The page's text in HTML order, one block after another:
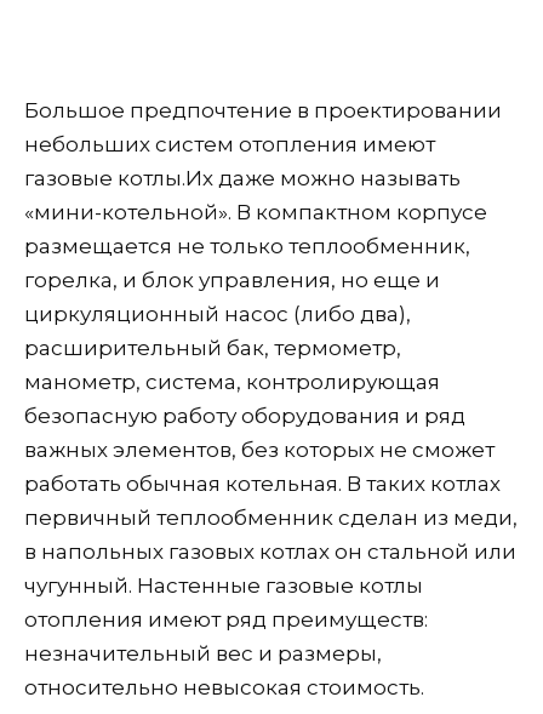
Большое предпочтение в проектировании
небольших систем отопления имеют
газовые котлы.Их даже можно называть
«мини-котельной». В компактном корпусе
размещается не только теплообменник,
горелка, и блок управления, но еще и
циркуляционный насос (либо два),
расширительный бак, термометр,
манометр, система, контролирующая
безопасную работу оборудования и ряд
важных элементов, без которых не сможет
работать обычная котельная. В таких котлах
первичный теплообменник сделан из меди,
в напольных газовых котлах он стальной или
чугунный. Настенные газовые котлы
отопления имеют ряд преимуществ:
незначительный вес и размеры,
относительно невысокая стоимость.